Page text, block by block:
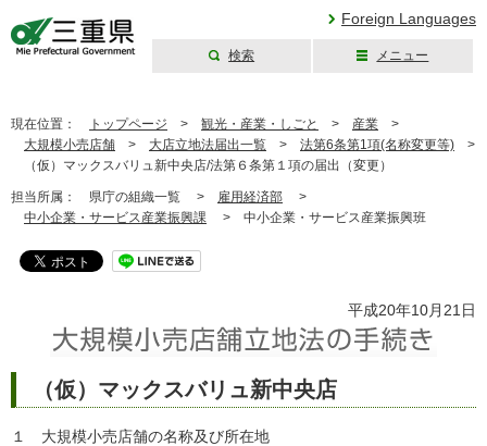
Foreign Languages
検索 メニュー
現在位置： トップページ > 観光・産業・しごと > 産業 >
大規模小売店舗 > 大店立地法届出一覧 > 法第6条第1項(名称変更等) >
（仮）マックスバリュ新中央店/法第６条第１項の届出（変更）
担当所属： 県庁の組織一覧 > 雇用経済部 >
中小企業・サービス産業振興課 > 中小企業・サービス産業振興班
平成20年10月21日
（仮）マックスバリュ新中央店
１ 大規模小売店舗の名称及び所在地